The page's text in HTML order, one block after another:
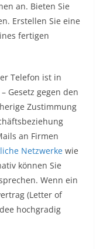
an. Bieten Sie
Erstellen Sie eine
fertigen
Telefon ist in
Gesetz gegen den
Zustimmung
an Firmen
Netzwerke wie
können Sie
Wenn ein
(Letter of
hochgradig